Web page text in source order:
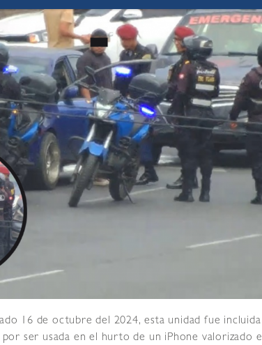
16 de octubre del 2024, esta unidad fue
ser usada en el hurto de un iPhone valorizado